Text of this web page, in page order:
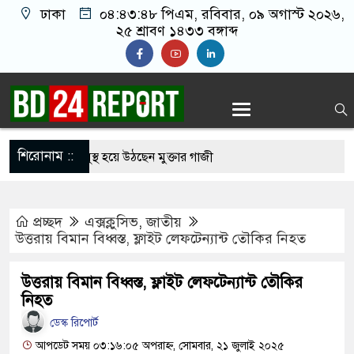
ঢাকা ০৪:৪৩:৪৯ পিএম, রবিবার, ০৯ অগাস্ট ২০২৬,
২৫ শ্রাবণ ১৪৩৩ বঙ্গাব্দ
শিরোনাম ::
চিকিৎসায় সুস্থ হয়ে উঠছেন মুক্তার গাজী
ধর্ষণের অভিযোগে পরিচালক শাকিল নূরানী গ্রেপ্তার
খাস কামরা ভাঙচুরের অভিযোগ বিএনপি নেতাকর্মীদের
প্রচ্ছদ এক্সক্লুসিভ,জাতীয়
উত্তরায় বিমান বিধ্বস্ত, ফ্লাইট লেফটেন্যান্ট তৌকির নিহত
উত্তরায় বিমান বিধ্বস্ত, ফ্লাইট লেফটেন্যান্ট তৌকির
নিহত
ডেস্ক রিপোর্ট
আপডেট সময় ০৩:১৬:০৫ অপরাহ্ন, সোমবার, ২১ জুলাই ২০২৫